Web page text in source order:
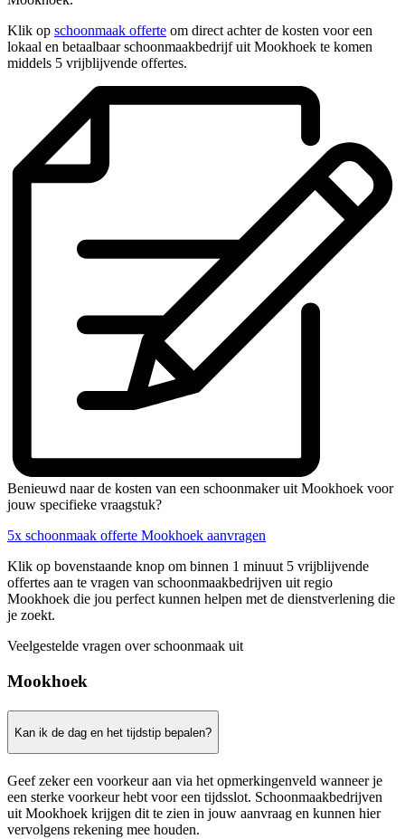
Klik op schoonmaak offerte om direct achter de kosten voor een
lokaal en betaalbaar schoonmaakbedrijf uit Mookhoek te komen
middels 5 vrijblijvende offertes.
Benieuwd naar de kosten van een schoonmaker uit Mookhoek voor
jouw specifieke vraagstuk?
5x schoonmaak offerte Mookhoek aanvragen
Klik op bovenstaande knop om binnen 1 minuut 5 vrijblijvende
offertes aan te vragen van schoonmaakbedrijven uit regio
Mookhoek die jou perfect kunnen helpen met de dienstverlening die
je zoekt.
Veelgestelde vragen over schoonmaak uit
Mookhoek
Kan ik de dag en het tijdstip bepalen?
Geef zeker een voorkeur aan via het opmerkingenveld wanneer je
een sterke voorkeur hebt voor een tijdsslot. Schoonmaakbedrijven
uit Mookhoek krijgen dit te zien in jouw aanvraag en kunnen hier
vervolgens rekening mee houden.